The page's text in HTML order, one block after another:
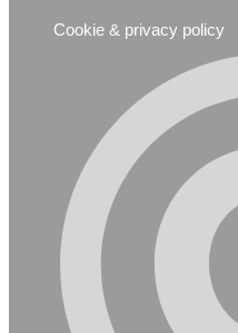
Cookie & privacy policy